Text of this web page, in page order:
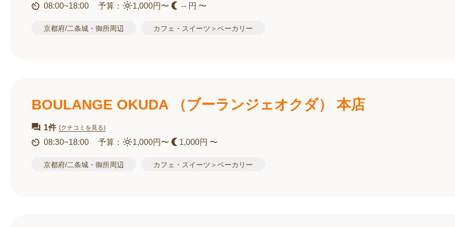
08:00~18:00 予算： 1,000円〜 -- 円 〜
京都府/二条城・御所周辺 カフェ・スイーツ＞ベーカリー
BOULANGE OKUDA （ブーランジェオクダ） 本店
1件 (クチコミを見る)
08:30~18:00 予算： 1,000円〜 1,000円 〜
京都府/二条城・御所周辺 カフェ・スイーツ＞ベーカリー